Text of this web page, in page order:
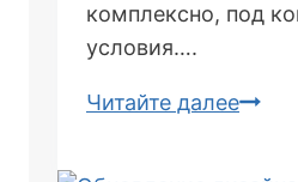
комплексно, под
условия….
Читайте далее